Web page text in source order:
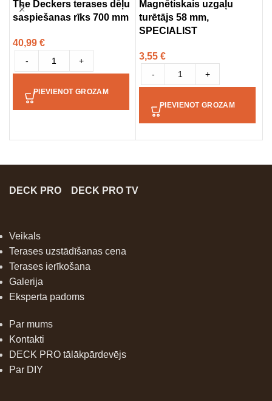
The Deckers terases dēļu
saspiešanas rīks 700 mm
40,99 €
- +
PIEVIENOT GROZAM
Magnētiskais uzgaļu
turētājs 58 mm,
SPECIALIST
3,55 €
- +
PIEVIENOT GROZAM
DECK PRO DECK PRO TV
Veikals
Terases uzstādīšanas cena
Terases ierīkošana
Galerija
Eksperta padoms
Par mums
Kontakti
DECK PRO tālākpārdevējs
Par DIY